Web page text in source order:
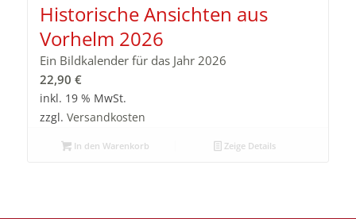
Historische Ansichten aus
Vorhelm 2026
Ein Bildkalender für das Jahr 2026
22,90 €
inkl. 19 % MwSt.
zzgl. Versandkosten
In den Warenkorb Zeige Details